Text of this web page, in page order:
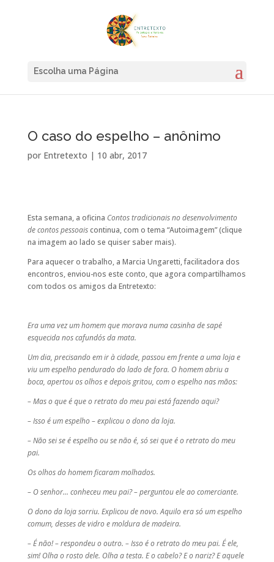
Escolha uma Página
O caso do espelho – anônimo
por Entretexto | 10 abr, 2017
Esta semana, a oficina Contos tradicionais no desenvolvimento
de contos pessoaiscontinua, com o tema “Autoimagem” (clique
na imagem ao lado se quiser saber mais).
Para aquecer o trabalho, a Marcia Ungaretti, facilitadora dos
encontros, enviou-nos este conto, que agora compartilhamos
com todos os amigos da Entretexto:
Era uma vez um homem que morava numa casinha de sapé
esquecida nos cafundós da mata.
Um dia, precisando em ir à cidade, passou em frente a uma loja e
viu um espelho pendurado do lado de fora. O homem abriu a
boca, apertou os olhos e depois gritou, com o espelho nas mãos:
– Mas o que é que o retrato do meu pai está fazendo aqui?
– Isso é um espelho – explicou o dono da loja.
– Não sei se é espelho ou se não é, só sei que é o retrato do meu
pai.
Os olhos do homem ficaram molhados.
– O senhor… conheceu meu pai? – perguntou ele ao comerciante.
O dono da loja sorriu. Explicou de novo. Aquilo era só um espelho
comum, desses de vidro e moldura de madeira.
– É não! – respondeu o outro. – Isso é o retrato do meu pai. É ele,
sim! Olha o rosto dele. Olha a testa. E o cabelo? E o nariz? E aquele